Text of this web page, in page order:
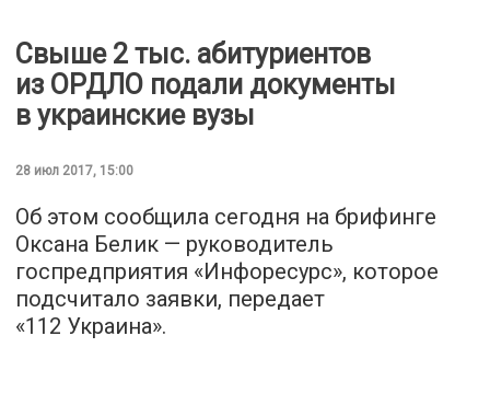
Свыше 2 тыс. абитуриентов
из ОРДЛО подали документы
в украинские вузы
28 июл 2017, 15:00
Об этом сообщила сегодня на брифинге
Оксана Белик — руководитель
госпредприятия «Инфоресурс», которое
подсчитало заявки, передает
«112 Украина».